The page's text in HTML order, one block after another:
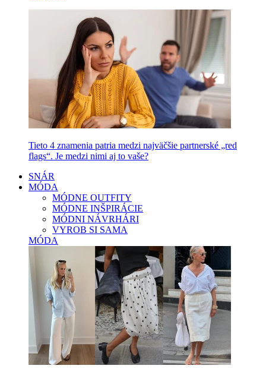
Tieto 4 znamenia patria medzi najväčšie partnerské „red
flags“. Je medzi nimi aj to vaše?
SNÁR
MÓDA
MÓDNE OUTFITY
MÓDNE INŠPIRÁCIE
MÓDNI NÁVRHÁRI
VYROB SI SAMA
MÓDA